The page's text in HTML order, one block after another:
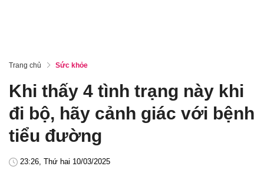
Trang chủ Sức khỏe
Khi thấy 4 tình trạng này khi
đi bộ, hãy cảnh giác với bệnh
tiểu đường
23:26, Thứ hai 10/03/2025